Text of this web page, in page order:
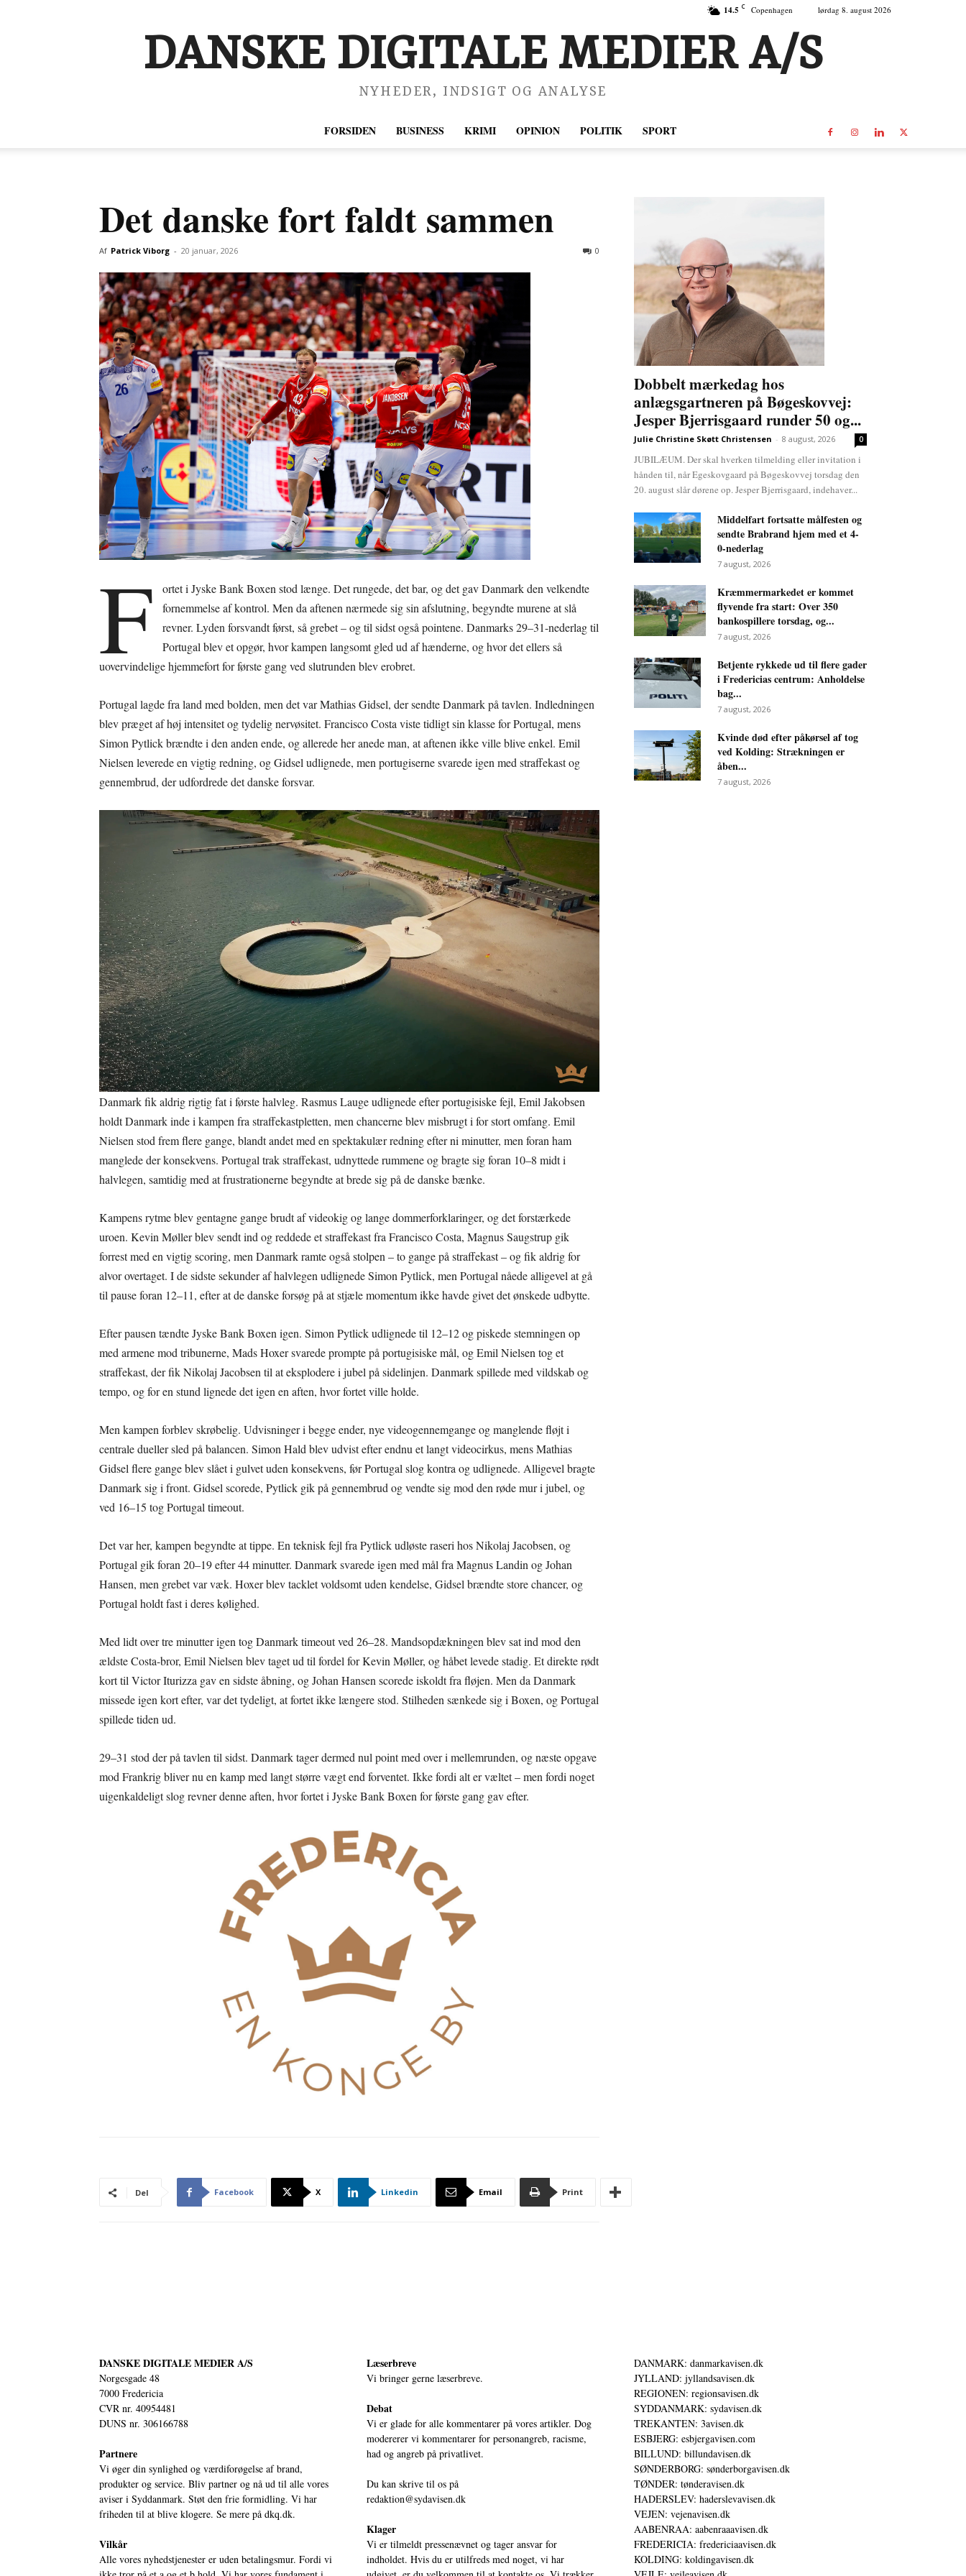
14.5 C Copenhagen lørdag 8. august 2026
DANSKE DIGITALE MEDIER A/S
NYHEDER, INDSIGT OG ANALYSE
FORSIDEN BUSINESS KRIMI OPINION POLITIK SPORT
Det danske fort faldt sammen
Af Patrick Viborg - 20 januar, 2026 0
F
ortet i Jyske Bank Boxen stod længe. Det rungede, det bar, og det gav Danmark den velkendte
fornemmelse af kontrol. Men da aftenen nærmede sig sin afslutning, begyndte murene at slå
revner. Lyden forsvandt først, så grebet – og til sidst også pointene. Danmarks 29–31-nederlag til
Portugal blev et opgør, hvor kampen langsomt gled ud af hænderne, og hvor det ellers så
uovervindelige hjemmefort for første gang ved slutrunden blev erobret.
Portugal lagde fra land med bolden, men det var Mathias Gidsel, der sendte Danmark på tavlen. Indledningen
blev præget af høj intensitet og tydelig nervøsitet. Francisco Costa viste tidligt sin klasse for Portugal, mens
Simon Pytlick brændte i den anden ende, og allerede her anede man, at aftenen ikke ville blive enkel. Emil
Nielsen leverede en vigtig redning, og Gidsel udlignede, men portugiserne svarede igen med straffekast og
gennembrud, der udfordrede det danske forsvar.
Danmark fik aldrig rigtig fat i første halvleg. Rasmus Lauge udlignede efter portugisiske fejl, Emil Jakobsen
holdt Danmark inde i kampen fra straffekastpletten, men chancerne blev misbrugt i for stort omfang. Emil
Nielsen stod frem flere gange, blandt andet med en spektakulær redning efter ni minutter, men foran ham
manglede der konsekvens. Portugal trak straffekast, udnyttede rummene og bragte sig foran 10–8 midt i
halvlegen, samtidig med at frustrationerne begyndte at brede sig på de danske bænke.
Kampens rytme blev gentagne gange brudt af videokig og lange dommerforklaringer, og det forstærkede
uroen. Kevin Møller blev sendt ind og reddede et straffekast fra Francisco Costa, Magnus Saugstrup gik
forrest med en vigtig scoring, men Danmark ramte også stolpen – to gange på straffekast – og fik aldrig for
alvor overtaget. I de sidste sekunder af halvlegen udlignede Simon Pytlick, men Portugal nåede alligevel at gå
til pause foran 12–11, efter at de danske forsøg på at stjæle momentum ikke havde givet det ønskede udbytte.
Efter pausen tændte Jyske Bank Boxen igen. Simon Pytlick udlignede til 12–12 og piskede stemningen op
med armene mod tribunerne, Mads Hoxer svarede prompte på portugisiske mål, og Emil Nielsen tog et
straffekast, der fik Nikolaj Jacobsen til at eksplodere i jubel på sidelinjen. Danmark spillede med vildskab og
tempo, og for en stund lignede det igen en aften, hvor fortet ville holde.
Men kampen forblev skrøbelig. Udvisninger i begge ender, nye videogennemgange og manglende fløjt i
centrale dueller sled på balancen. Simon Hald blev udvist efter endnu et langt videocirkus, mens Mathias
Gidsel flere gange blev slået i gulvet uden konsekvens, før Portugal slog kontra og udlignede. Alligevel bragte
Danmark sig i front. Gidsel scorede, Pytlick gik på gennembrud og vendte sig mod den røde mur i jubel, og
ved 16–15 tog Portugal timeout.
Det var her, kampen begyndte at tippe. En teknisk fejl fra Pytlick udløste raseri hos Nikolaj Jacobsen, og
Portugal gik foran 20–19 efter 44 minutter. Danmark svarede igen med mål fra Magnus Landin og Johan
Hansen, men grebet var væk. Hoxer blev tacklet voldsomt uden kendelse, Gidsel brændte store chancer, og
Portugal holdt fast i deres kølighed.
Med lidt over tre minutter igen tog Danmark timeout ved 26–28. Mandsopdækningen blev sat ind mod den
ældste Costa-bror, Emil Nielsen blev taget ud til fordel for Kevin Møller, og håbet levede stadig. Et direkte rødt
kort til Victor Iturizza gav en sidste åbning, og Johan Hansen scorede iskoldt fra fløjen. Men da Danmark
missede igen kort efter, var det tydeligt, at fortet ikke længere stod. Stilheden sænkede sig i Boxen, og Portugal
spillede tiden ud.
29–31 stod der på tavlen til sidst. Danmark tager dermed nul point med over i mellemrunden, og næste opgave
mod Frankrig bliver nu en kamp med langt større vægt end forventet. Ikke fordi alt er væltet – men fordi noget
uigenkaldeligt slog revner denne aften, hvor fortet i Jyske Bank Boxen for første gang gav efter.
Del Facebook X Linkedin Email Print
Dobbelt mærkedag hos
anlægsgartneren på Bøgeskovvej:
Jesper Bjerrisgaard runder 50 og...
Julie Christine Skøtt Christensen - 8 august, 2026 0
JUBILÆUM. Der skal hverken tilmelding eller invitation i
hånden til, når Egeskovgaard på Bøgeskovvej torsdag den
20. august slår dørene op. Jesper Bjerrisgaard, indehaver...
Middelfart fortsatte målfesten og
sendte Brabrand hjem med et 4-
0-nederlag
7 august, 2026
Kræmmermarkedet er kommet
flyvende fra start: Over 350
bankospillere torsdag, og...
7 august, 2026
Betjente rykkede ud til flere gader
i Fredericias centrum: Anholdelse
bag...
7 august, 2026
Kvinde død efter påkørsel af tog
ved Kolding: Strækningen er
åben...
7 august, 2026
DANSKE DIGITALE MEDIER A/S
Norgesgade 48
7000 Fredericia
CVR nr. 40954481
DUNS nr. 306166788
Partnere
Vi øger din synlighed og værdiforøgelse af brand,
produkter og service. Bliv partner og nå ud til alle vores
aviser i Syddanmark. Støt den frie formidling. Vi har
friheden til at blive klogere. Se mere på dkq.dk.
Vilkår
Alle vores nyhedstjenester er uden betalingsmur. Fordi vi
Læserbreve
Vi bringer gerne læserbreve.
Debat
Vi er glade for alle kommentarer på vores artikler. Dog
modererer vi kommentarer for personangreb, racisme,
had og angreb på privatlivet.
Du kan skrive til os på
redaktion@sydavisen.dk
Klager
Vi er tilmeldt pressenævnet og tager ansvar for
indholdet. Hvis du er utilfreds med noget, vi har
DANMARK: danmarkavisen.dk
JYLLAND: jyllandsavisen.dk
REGIONEN: regionsavisen.dk
SYDDANMARK: sydavisen.dk
TREKANTEN: 3avisen.dk
ESBJERG: esbjergavisen.com
BILLUND: billundavisen.dk
SØNDERBORG: sønderborgavisen.dk
TØNDER: tønderavisen.dk
HADERSLEV: haderslevavisen.dk
VEJEN: vejenavisen.dk
AABENRAA: aabenraaavisen.dk
FREDERICIA: fredericiaavisen.dk
KOLDING: koldingavisen.dk